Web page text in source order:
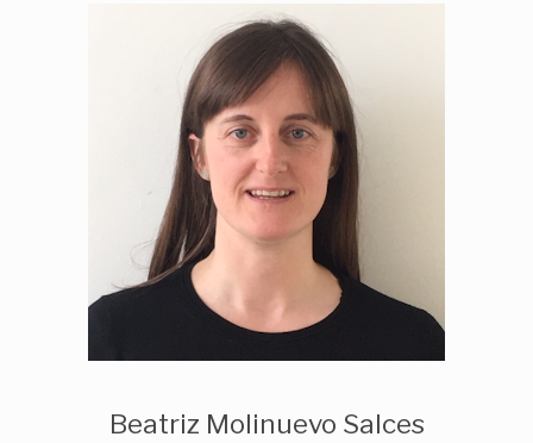
Beatriz Molinuevo Salces